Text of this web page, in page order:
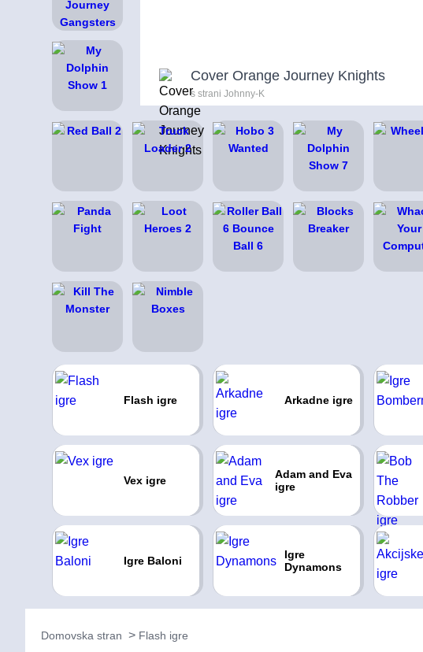
Cover Orange Journey Knights
s strani Johnny-K
Flash igre Arkadne igre
Vex igre
Adam and Eva
igre
Igre Baloni
Igre
Dynamons
Domovska stran Flash igre